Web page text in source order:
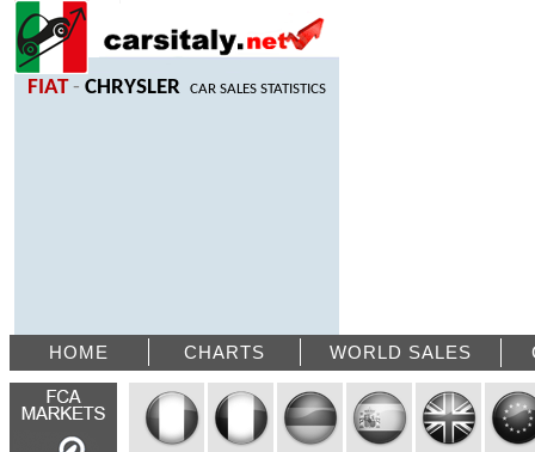
FIAT - CHRYSLER CAR SALES STATISTICS
HOME CHARTS WORLD SALES